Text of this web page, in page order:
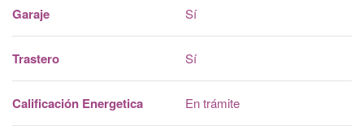
Garaje Sí
Trastero Sí
Calificación Energetica En trámite